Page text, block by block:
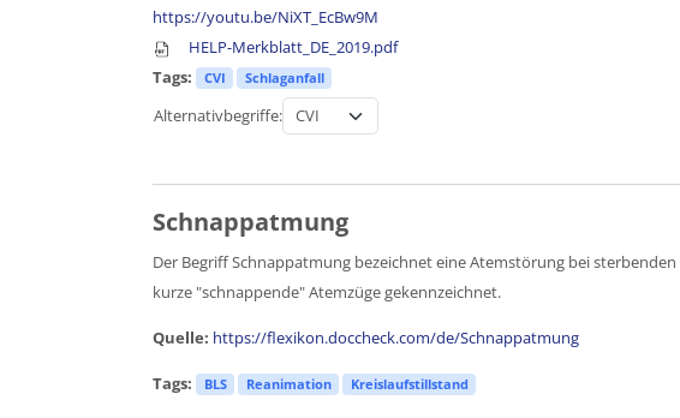
https://youtu.be/NiXT_EcBw9M
HELP-Merkblatt_DE_2019.pdf
Tags:
CVI Schlaganfall
Alternativbegriffe:
Schnappatmung
Der Begriff Schnappatmung bezeichnet eine Atemstörung bei
kurze "schnappende" Atemzüge gekennzeichnet.
Quelle: https://flexikon.doccheck.com/de/Schnappatmung
Tags: BLS Reanimation Kreislaufstillstand